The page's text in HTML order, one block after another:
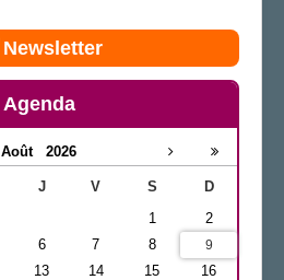
Newsletter
Agenda
Août 2026
J V S
D
1
2
6 7 8 9
13 14 15
16